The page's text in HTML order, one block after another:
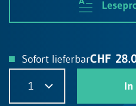
Sofort lieferbarCHF
1 In